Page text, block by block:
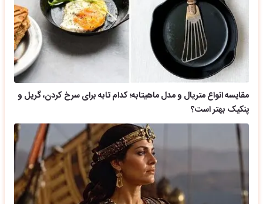
مقایسه انواع متریال و مدل ماهیتابه؛ کدام تابه برای سرخ کردن، گریل و
پنکیک بهتر است؟